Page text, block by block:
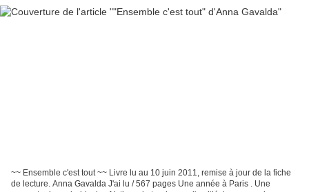
~~ Ensemble c'est tout ~~ Livre lu au 10 juin 2011, remise à jour de la fiche
de lecture. Anna Gavalda J'ai lu / 567 pages Une année à Paris . Une